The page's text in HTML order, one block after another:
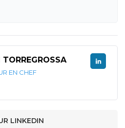
EN CHEF
LINKEDIN